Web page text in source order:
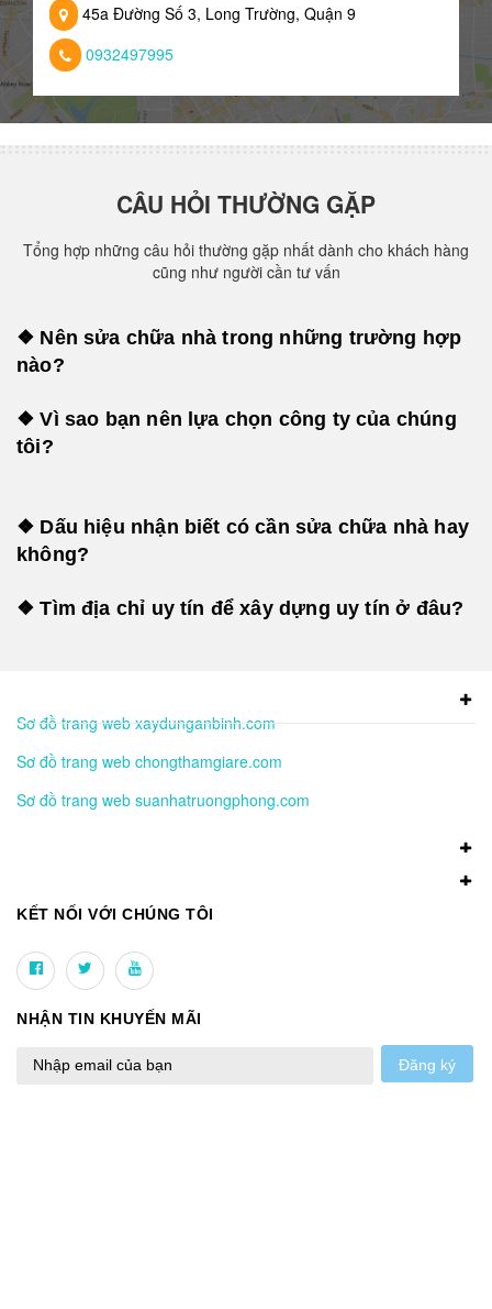
45a Đường Số 3, Long Trường, Quận 9
0932497995
CÂU HỎI THƯỜNG GẶP
Tổng hợp những câu hỏi thường gặp nhất dành cho khách hàng
cũng như người cần tư vấn
❖ Nên sửa chữa nhà trong những trường hợp
nào?
❖ Vì sao bạn nên lựa chọn công ty của chúng
tôi?
❖ Dấu hiệu nhận biết có cần sửa chữa nhà hay
không?
❖ Tìm địa chỉ uy tín để xây dựng uy tín ở đâu?
Sơ đồ trang web xaydunganbinh.com
Sơ đồ trang web chongthamgiare.com
Sơ đồ trang web suanhatruongphong.com
KẾT NỐI VỚI CHÚNG TÔI
NHẬN TIN KHUYẾN MÃI
Đăng ký